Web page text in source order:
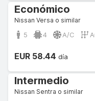
Económico
Nissan Versa o similar
5 4 A/C
EUR 58.44 día
Intermedio
Nissan Sentra o similar